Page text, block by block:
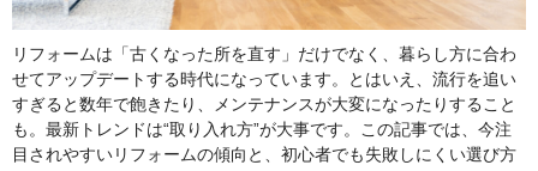
リフォームは「古くなった所を直す」だけでなく、暮らし方に合わ
せてアップデートする時代になっています。とはいえ、流行を追い
すぎると数年で飽きたり、メンテナンスが大変になったりすること
も。最新トレンドは“取り入れ方”が大事です。この記事では、今注
目されやすいリフォームの傾向と、初心者でも失敗しにくい選び方